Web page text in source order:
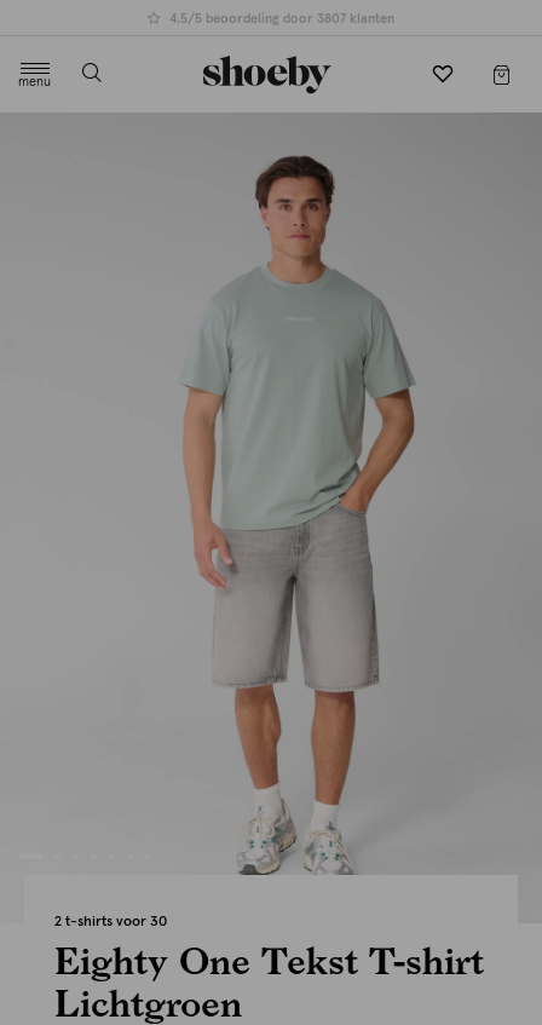
4.5/5 beoordeling door 3807 klanten
menu
2 t-shirts voor 30
Eighty One Tekst T-shirt
Lichtgroen